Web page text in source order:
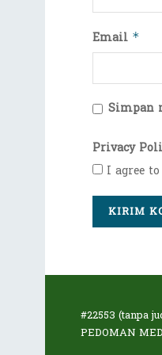
Email *
Simpan
Privacy
I agree
#22553 (tanpa
PEDOMAN